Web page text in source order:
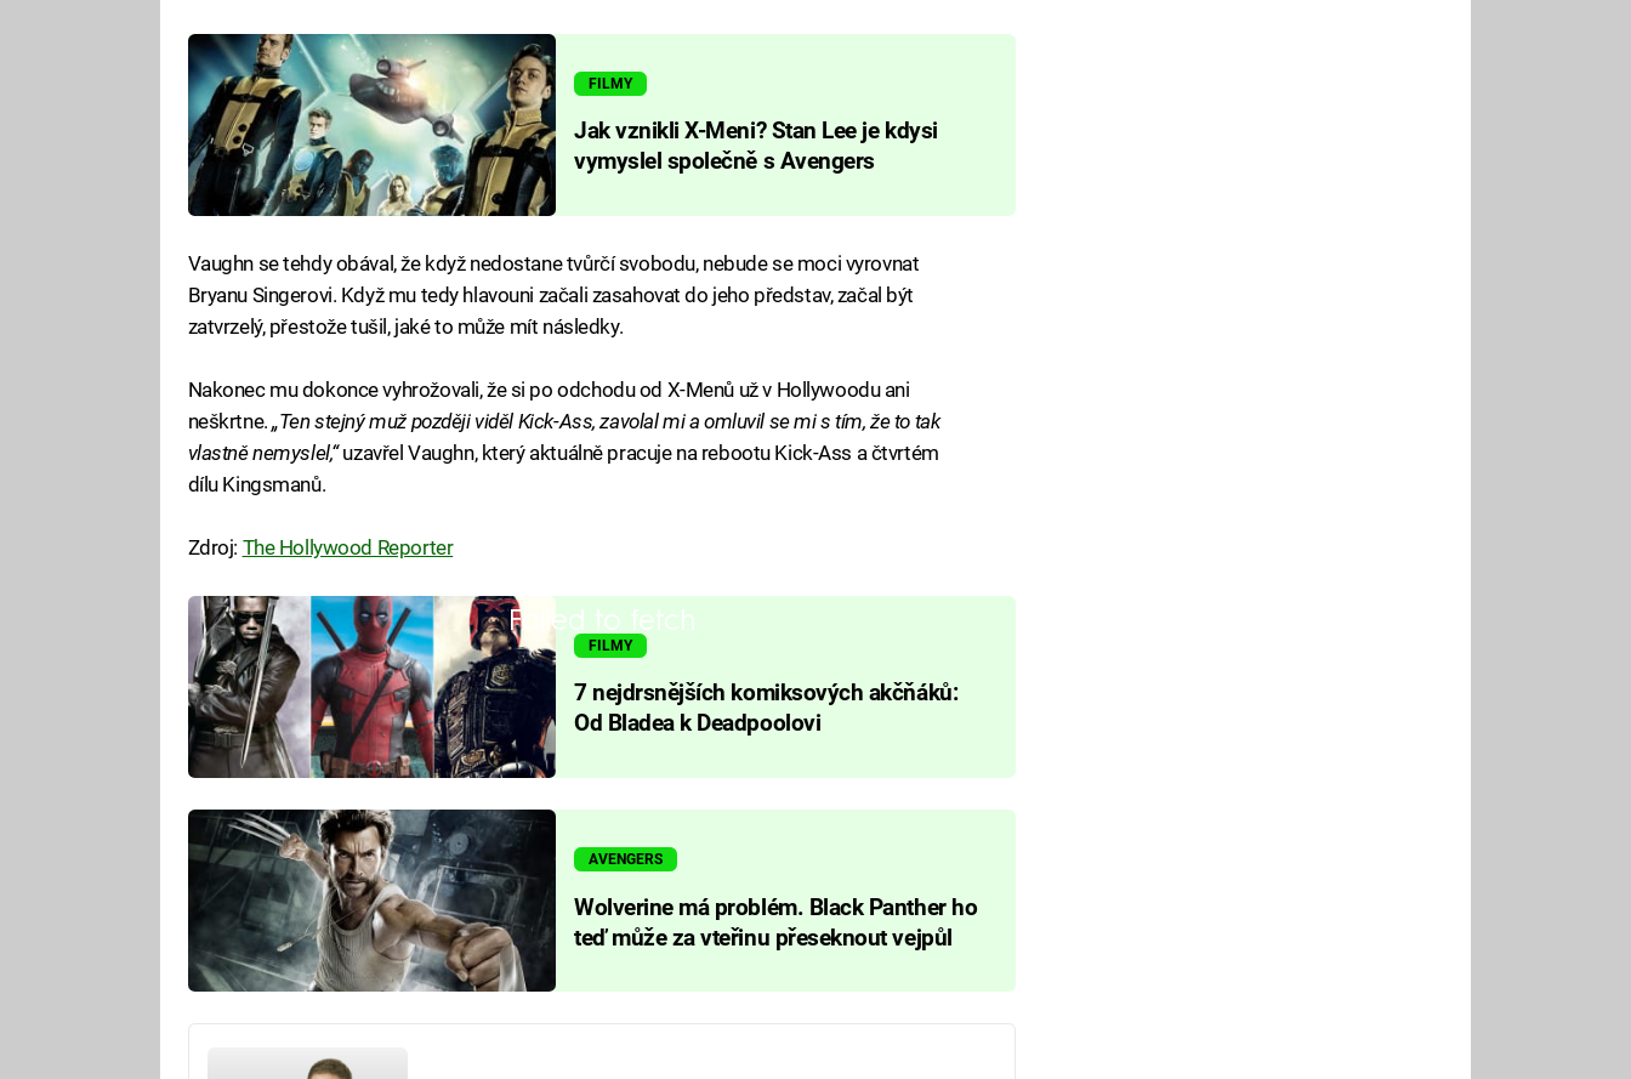
FILMY
Jak vznikli X-Meni? Stan Lee je kdysi
vymyslel společně s Avengers
Vaughn se tehdy obával, že když nedostane tvůrčí svobodu, nebude se moci vyrovnat
Bryanu Singerovi. Když mu tedy hlavouni začali zasahovat do jeho představ, začal být
zatvrzelý, přestože tušil, jaké to může mít následky.
Nakonec mu dokonce vyhrožovali, že si po odchodu od X-Menů už v Hollywoodu ani
neškrtne. „Ten stejný muž později viděl Kick-Ass, zavolal mi a omluvil se mi s tím, že to tak
vlastně nemyslel,“uzavřel Vaughn, který aktuálně pracuje na rebootu Kick-Ass a čtvrtém
dílu Kingsmanů.
Zdroj: The Hollywood Reporter
Failed to fetch
FILMY
7 nejdrsnějších komiksových akčňáků:
Od Bladea k Deadpoolovi
AVENGERS
Wolverine má problém. Black Panther ho
teď může za vteřinu přeseknout vejpůl